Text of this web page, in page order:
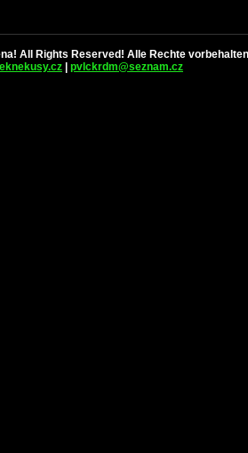
All Rights Reserved! Alle Rechte
pvlckrdm@seznam.cz